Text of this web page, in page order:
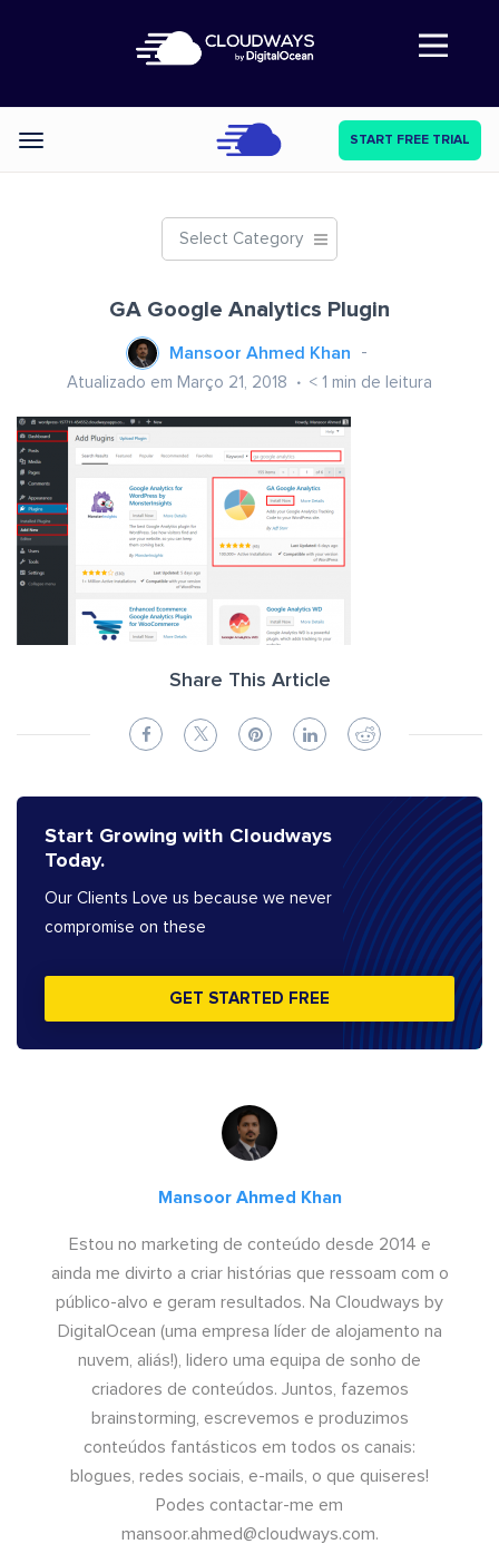
Abre a navegação
Categories START FREE TRIAL
Select Category
GA Google Analytics Plugin
Mansoor Ahmed Khan
Atualizado em Março 21, 2018 < 1 min de leitura
Share This Article
Start Growing with Cloudways
Today.
Our Clients Love us because we never
compromise on these
GET STARTED FREE
Mansoor Ahmed Khan
Estou no marketing de conteúdo desde 2014 e
ainda me divirto a criar histórias que ressoam com o
público-alvo e geram resultados. Na Cloudways by
DigitalOcean (uma empresa líder de alojamento na
nuvem, aliás!), lidero uma equipa de sonho de
criadores de conteúdos. Juntos, fazemos
brainstorming, escrevemos e produzimos
conteúdos fantásticos em todos os canais:
blogues, redes sociais, e-mails, o que quiseres!
Podes contactar-me em
mansoor.ahmed@cloudways.com.